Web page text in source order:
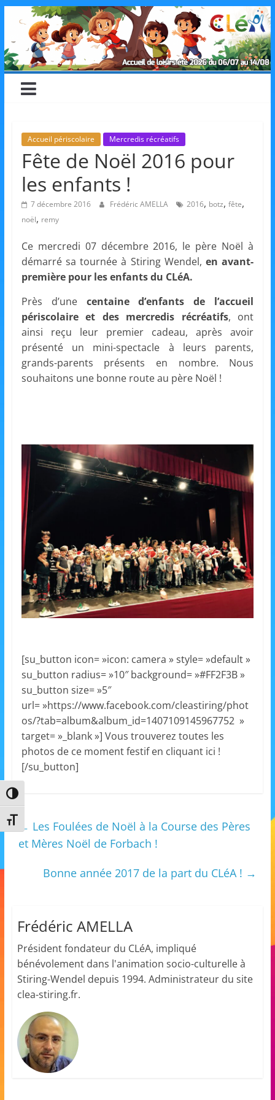
Passer en contraste élevé
Changer la taille de la police
content
CLéA
–
pour
les
Loisirs,
l'éducation
et
l'Animation
–
Stiring-
o
r
s
,
é
d
a
t
o
n
e
m
t
a
Accueil périscolaire Mercredis récréatifs
Fête de Noël 2016 pour
les enfants !
7 décembre 2016 Frédéric AMELLA 2016, botz, fête,
noël, remy
Ce mercredi 07 décembre 2016, le père Noël à
démarré sa tournée à Stiring Wendel,en avant-
première pour les enfants du CLéA.
Près d’une centaine d’enfants de l’accueil
périscolaire et des mercredis récréatifs, ont
ainsi reçu leur premier cadeau, après avoir
présenté un mini-spectacle à leurs parents,
grands-parents présents en nombre. Nous
souhaitons une bonne route au père Noël !
[su_button icon= »icon: camera » style= »default »
su_button radius= »10″ background= »#FF2F3B »
su_button size= »5″
url= »https://www.facebook.com/cleastiring/phot
os/?tab=album&album_id=1407109145967752 »
target= »_blank »] Vous trouverez toutes les
photos de ce moment festif en cliquant ici !
[/su_button]
← Les Foulées de Noël à la Course des Pères
et Mères Noël de Forbach !
Bonne année 2017 de la part du CLéA ! →
Frédéric AMELLA
Président fondateur du CLéA, impliqué
bénévolement dans l'animation socio-culturelle à
Stiring-Wendel depuis 1994. Administrateur du site
clea-stiring.fr.